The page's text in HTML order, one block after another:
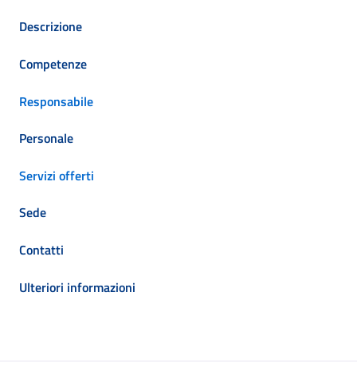
Descrizione
Competenze
Responsabile
Personale
Servizi offerti
Sede
Contatti
Ulteriori informazioni